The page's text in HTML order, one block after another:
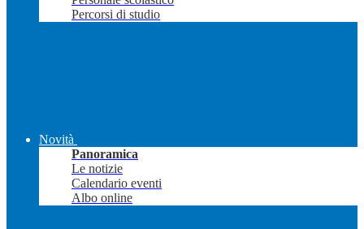
Percorsi di studio
Novità
Panoramica
Le notizie
Calendario eventi
Albo online